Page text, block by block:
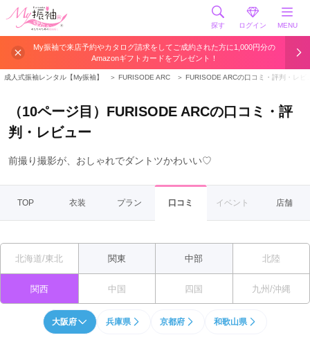
探す ログイン MENU
My振袖で来店予約やカタログ請求をしてご成約された方に1,000円分の
Amazonギフトカードをプレゼント！
成人式振袖レンタル【My振袖】 ＞ FURISODE ARC ＞ FURISODE ARCの口コミ・評判・レビ
（10ページ目）FURISODE ARCの口コミ・評
判・レビュー
前撮り撮影が、おしゃれでダントツかわいい♡
TOP 衣装 プラン 口コミ イベント 店舗
北海道/東北 関東 中部 北陸
関西 中国 四国 九州/沖縄
大阪府 兵庫県 京都府 和歌山県